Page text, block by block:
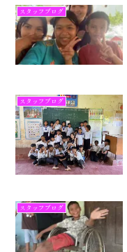
スタッフブログ
スタッフブログ
スタッフブログ